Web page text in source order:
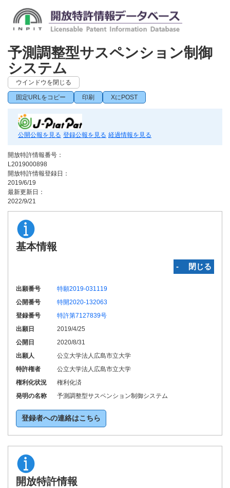
予測調整型サスペンション制御
システム
ウインドウを閉じる
固定URLをコピー 印刷 XにPOST
公開公報を見る 登録公報を見る 経過情報を見る
開放特許情報番号：
L2019000898
開放特許情報登録日：
2019/6/19
最新更新日：
2022/9/21
基本情報
‐ 閉じる
出願番号
特願2019-031119
公開番号
特開2020-132063
登録番号
特許第7127839号
出願日
2019/4/25
公開日
2020/8/31
出願人
公立大学法人広島市立大学
特許権者
公立大学法人広島市立大学
権利化状況
権利化済
発明の名称
予測調整型サスペンション制御システム
登録者への連絡はこちら
開放特許情報